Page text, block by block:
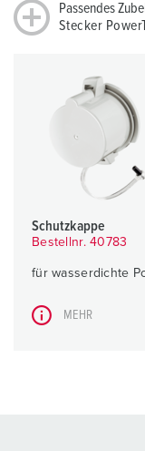
Passendes
Stecker
Schutzkappe
Bestellnr. 40783
für wasserdichte
MEHR